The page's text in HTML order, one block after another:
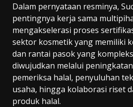
Dalam pernyataan resminya,
pentingnya kerja sama
mengakselerasi proses
sektor kosmetik yang memiliki
dan rantai pasok yang
diwujudkan melalui
pemeriksa halal, penyuluhan
usaha, hingga kolaborasi riset
produk halal.